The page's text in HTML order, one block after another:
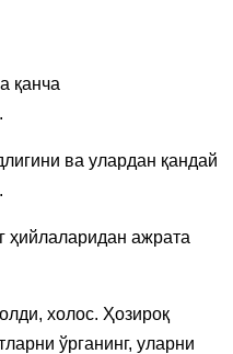
қанча
ва улардан қандай
ҳийлаларидан ажрата
холос. Ҳозироқ
ўрганинг, уларни